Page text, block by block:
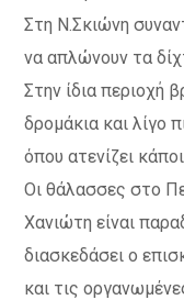
Στη Ν.Σκιώνη
να απλώνουν τα
Στην ίδια περιοχή
δρομάκια και λίγο
όπου ατενίζει
Οι θάλασσες στο
Χανιώτη είναι
διασκεδάσει ο
και τις